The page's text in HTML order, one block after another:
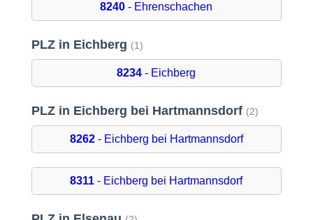
8240 - Ehrenschachen
PLZ in Eichberg (1)
8234 - Eichberg
PLZ in Eichberg bei Hartmannsdorf (2)
8262- Eichberg bei Hartmannsdorf
8311 - Eichberg bei Hartmannsdorf